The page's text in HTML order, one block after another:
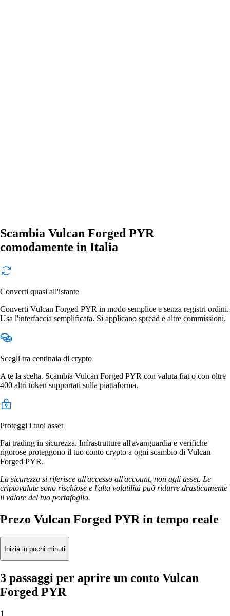
Scambia Vulcan Forged PYR
comodamente in Italia
Converti quasi all'istante
Converti Vulcan Forged PYR in modo semplice e senza registri ordini.
Usa l'interfaccia semplificata. Si applicano spread e altre commissioni.
Scegli tra centinaia di crypto
A te la scelta. Scambia Vulcan Forged PYR con valuta fiat o con oltre
400 altri token supportati sulla piattaforma.
Proteggi i tuoi asset
Fai trading in sicurezza. Infrastrutture all'avanguardia e verifiche
rigorose proteggono il tuo conto crypto a ogni scambio di Vulcan
Forged PYR.
La sicurezza si riferisce all'accesso all'account, non agli asset. Le
criptovalute sono rischiose e l'alta volatilità può ridurre drasticamente
il valore del tuo portafoglio.
Prezo Vulcan Forged PYR in tempo reale
Inizia in pochi minuti
3 passaggi per aprire un conto Vulcan
Forged PYR
1